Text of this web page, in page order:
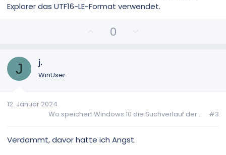
Explorer das UTF16-LE-Format verwendet.
e
S
i
0
e
S
J j.
WinUser
12. Januar 2024
Wo speichert Windows 10 die Suchverlauf der...
#3
Verdammt, davor hatte ich Angst.